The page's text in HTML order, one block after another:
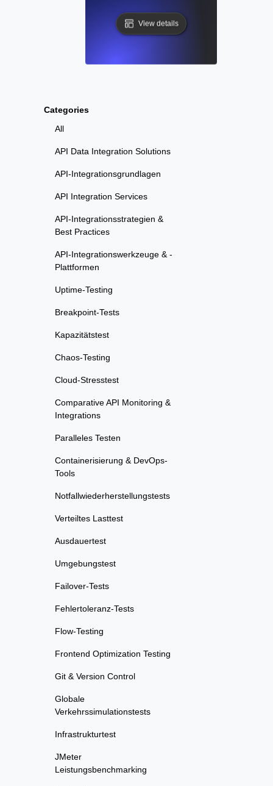
Categories
All
API Data Integration Solutions
API-Integrationsgrundlagen
API Integration Services
API-Integrationsstrategien &
Best Practices
API-Integrationswerkzeuge & -
Plattformen
Uptime-Testing
Breakpoint-Tests
Kapazitätstest
Chaos-Testing
Cloud-Stresstest
Comparative API Monitoring &
Integrations
Paralleles Testen
Containerisierung & DevOps-
Tools
Notfallwiederherstellungstests
Verteiltes Lasttest
Ausdauertest
Umgebungstest
Failover-Tests
Fehlertoleranz-Tests
Flow-Testing
Frontend Optimization Testing
Git & Version Control
Globale
Verkehrssimulationstests
Infrastrukturtest
JMeter
Leistungsbenchmarking
View details